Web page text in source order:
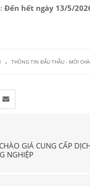
Đến hết ngày 13/5/
. THÔNG TIN ĐẤU THẦU - MỜI
GIÁ CUNG CẤP
NGHIỆP